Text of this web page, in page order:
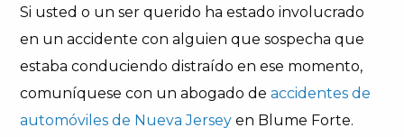
Si usted o un ser querido ha estado involucrado
en un accidente con alguien que sospecha que
estaba conduciendo distraído en ese momento,
comuníquese con un abogado deaccidentes de
automóviles de Nueva Jersey en Blume Forte.